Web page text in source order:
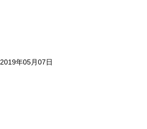
2019年05月07日